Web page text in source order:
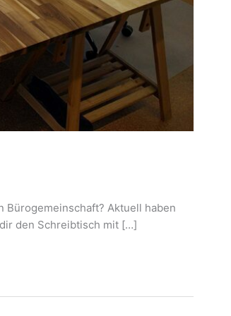
Bürogemeinschaft? Aktuell haben
den Schreibtisch mit […]